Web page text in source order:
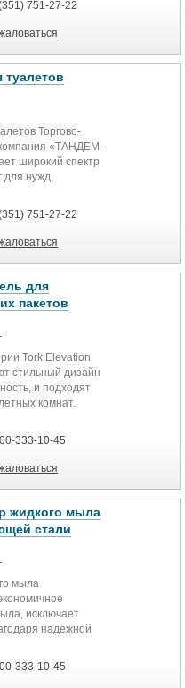
751-27-22
туалетов
Торгово-
«ТАНДЕМ-
широкий спектр
для нужд
751-27-22
для
пакетов
Tork Elevation
стильный дизайн
и подходят
комнат.
женских туалетах
Держатель
или липучку,
- на
шуруп
в
упаковка каждого
для
333-10-45
жидкого мыла
стали
мыла
исключает
надежной
и заполнении.
жидким крем-
333-10-45